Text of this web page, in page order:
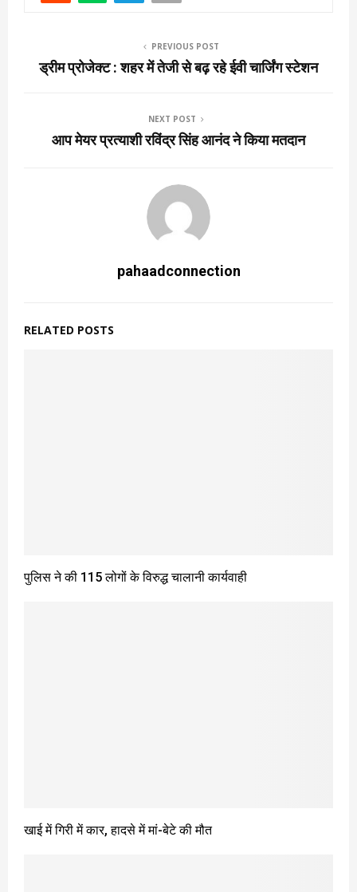
PREVIOUS POST
ड्रीम प्रोजेक्ट : शहर में तेजी से बढ़ रहे ईवी चार्जिंग स्टेशन
NEXT POST
आप मेयर प्रत्याशी रविंद्र सिंह आनंद ने किया मतदान
pahaadconnection
RELATED POSTS
पुलिस ने की 115 लोगों के विरुद्ध चालानी कार्यवाही
खाई में गिरी में कार, हादसे में मां-बेटे की मौत